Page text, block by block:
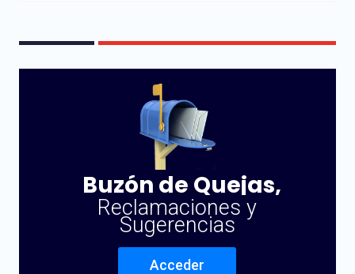
Buzón de Quejas,
Reclamaciones y
Sugerencias
Acceder